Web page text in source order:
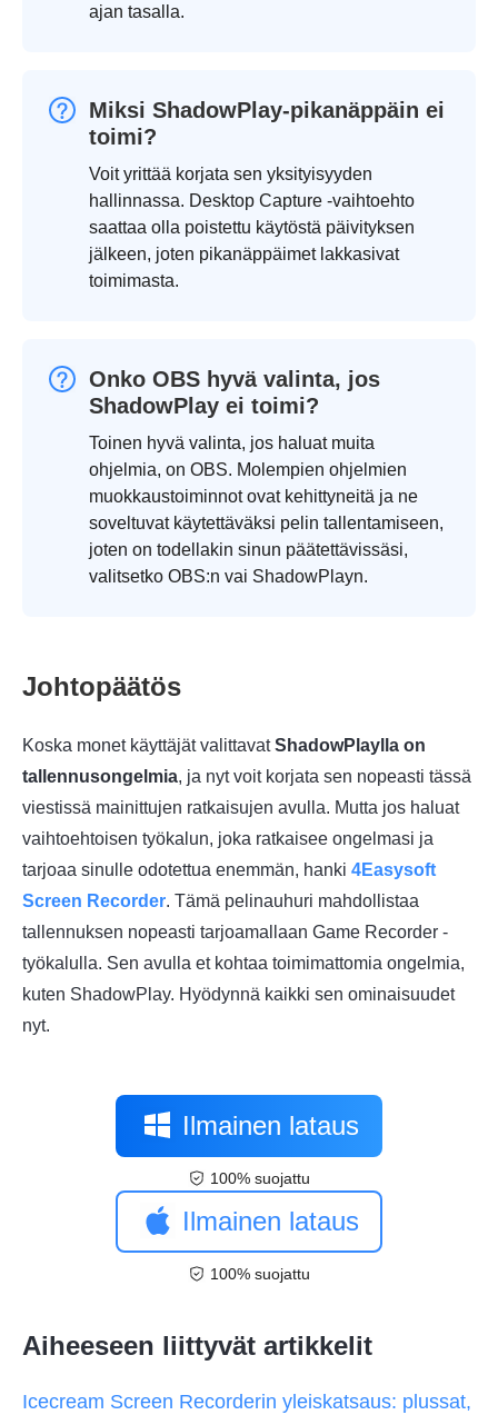
ajan tasalla.
Miksi ShadowPlay-pikanäppäin ei
toimi?
Voit yrittää korjata sen yksityisyyden
hallinnassa. Desktop Capture -vaihtoehto
saattaa olla poistettu käytöstä päivityksen
jälkeen, joten pikanäppäimet lakkasivat
toimimasta.
Onko OBS hyvä valinta, jos
ShadowPlay ei toimi?
Toinen hyvä valinta, jos haluat muita
ohjelmia, on OBS. Molempien ohjelmien
muokkaustoiminnot ovat kehittyneitä ja ne
soveltuvat käytettäväksi pelin tallentamiseen,
joten on todellakin sinun päätettävissäsi,
valitsetko OBS:n vai ShadowPlayn.
Johtopäätös
Koska monet käyttäjät valittavatShadowPlaylla on
tallennusongelmia, ja nyt voit korjata sen nopeasti tässä
viestissä mainittujen ratkaisujen avulla. Mutta jos haluat
vaihtoehtoisen työkalun, joka ratkaisee ongelmasi ja
tarjoaa sinulle odotettua enemmän, hanki 4Easysoft
Screen Recorder. Tämä pelinauhuri mahdollistaa
tallennuksen nopeasti tarjoamallaan Game Recorder -
työkalulla. Sen avulla et kohtaa toimimattomia ongelmia,
kuten ShadowPlay. Hyödynnä kaikki sen ominaisuudet
nyt.
Ilmainen lataus
100% suojattu
Ilmainen lataus
100% suojattu
Aiheeseen liittyvät artikkelit
Icecream Screen Recorderin yleiskatsaus: plussat,